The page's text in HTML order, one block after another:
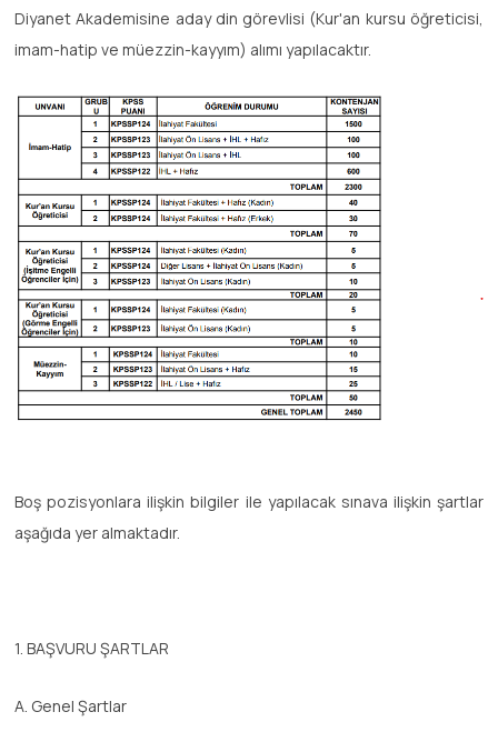
Diyanet Akademisine aday din görevlisi (Kur'an kursu öğreticisi,
imam-hatip ve müezzin-kayyım) alımı yapılacaktır.
Boş pozisyonlara ilişkin bilgiler ile yapılacak sınava ilişkin şartlar
aşağıda yer almaktadır.
1. BAŞVURU ŞARTLAR
A. Genel Şartlar